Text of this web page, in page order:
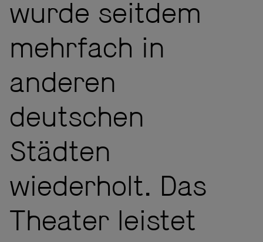
wurde seitdem
mehrfach in
anderen
deutschen
Städten
wiederholt. Das
Theater leistet